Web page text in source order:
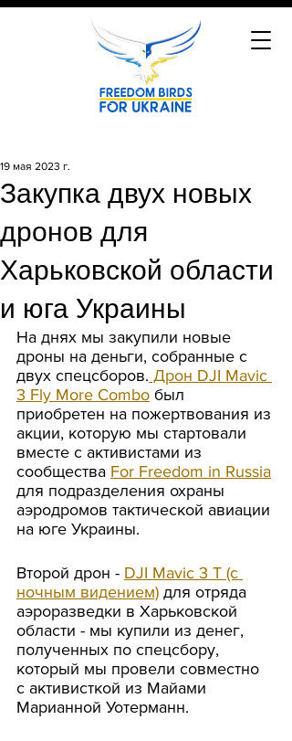
Закупка двух новых
дронов для
Харьковской области
и юга Украины
19 мая 2023 г.
На днях мы закупили новые
дроны на деньги, собранные с
двух спецсборов. Дрон DJI Mavic
3 Fly More Combo был
приобретен на пожертвования из
акции, которую мы стартовали
вместе с активистами из
сообщества For Freedom in Russia
для подразделения охраны
аэродромов тактической авиации
на юге Украины.
Второй дрон - DJI Mavic 3 T (с
ночным видением) для отряда
аэроразведки в Харьковской
области - мы купили из денег,
полученных по спецсбору,
который мы провели совместно
с активисткой из Майами
Марианной Уотерманн.